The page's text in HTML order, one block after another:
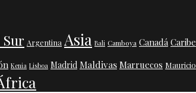
Argentina Asia Bali Camboya Canadá Caribe
Kenia Lisboa Madrid Maldivas Marruecos Mauricio